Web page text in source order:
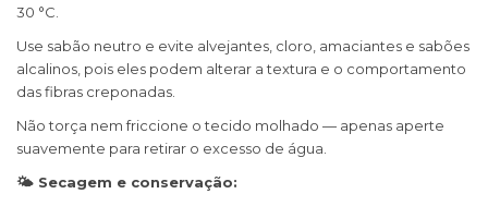
30 °C.
Use sabão neutro e evite alvejantes, cloro, amaciantes e sabões
alcalinos, pois eles podem alterar a textura e o comportamento
das fibras creponadas.
Não torça nem friccione o tecido molhado — apenas aperte
suavemente para retirar o excesso de água.
🌤 Secagem e conservação: